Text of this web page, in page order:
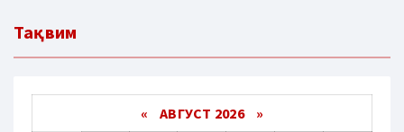
Тақвим
« АВГУСТ 2026 »